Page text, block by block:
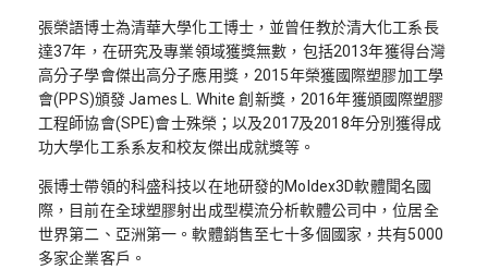
張榮語博士為清華大學化工博士，並曾任教於清大化工系長
達37年，在研究及專業領域獲獎無數，包括2013年獲得台灣
高分子學會傑出高分子應用獎，2015年榮獲國際塑膠加工學
會(PPS)頒發 James L. White 創新獎，2016年獲頒國際塑膠
工程師協會(SPE)會士殊榮；以及2017及2018年分別獲得成
功大學化工系系友和校友傑出成就獎等。
張博士帶領的科盛科技以在地研發的Moldex3D軟體聞名國
際，目前在全球塑膠射出成型模流分析軟體公司中，位居全
世界第二、亞洲第一。軟體銷售至七十多個國家，共有5000
多家企業客戶。